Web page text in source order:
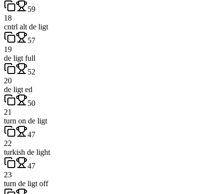
59
18
cntrl alt de ligt
57
19
de ligt full
52
20
de ligt ed
50
21
turn on de ligt
47
22
turkish de light
47
23
turn de ligt off